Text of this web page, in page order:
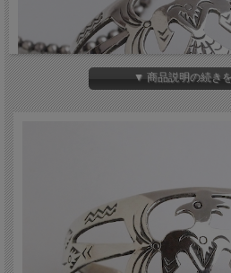
1970年代後半に製作されたビンテージ品です。
いわゆるFred Harvey Jewelry（フレッドハー
のヒントを得た作品です。
▼ 商品説明の続き